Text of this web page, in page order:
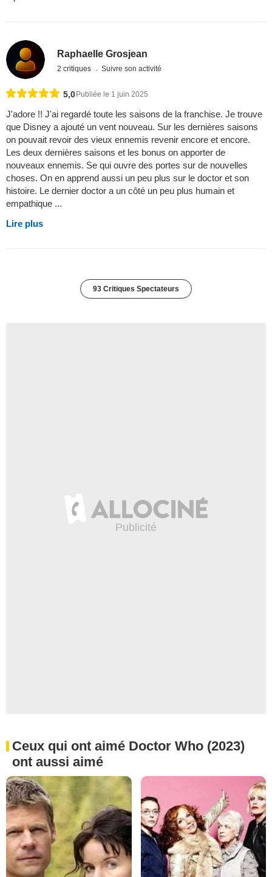
Raphaelle Grosjean
2 critiques Suivre son activité
5,0Publiée le 1 juin 2025
J'adore !! J'ai regardé toute les saisons de la franchise. Je trouve
que Disney a ajouté un vent nouveau. Sur les dernières saisons
on pouvait revoir des vieux ennemis revenir encore et encore.
Les deux dernières saisons et les bonus on apporter de
nouveaux ennemis. Se qui ouvre des portes sur de nouvelles
choses. On en apprend aussi un peu plus sur le doctor et son
histoire. Le dernier doctor a un côté un peu plus humain et
empathique ...
Lire plus
93 Critiques Spectateurs
Ceux qui ont aimé Doctor Who (2023)
ont aussi aimé